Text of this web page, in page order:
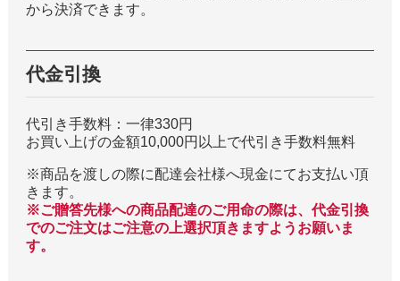
から決済できます。
代金引換
代引き手数料：一律330円
お買い上げの金額10,000円以上で代引き手数料無料
※商品を渡しの際に配達会社様へ現金にてお支払い頂
きます。
※ご贈答先様への商品配達のご用命の際は、代金引換
でのご注文はご注意の上選択頂きますようお願いま
す。